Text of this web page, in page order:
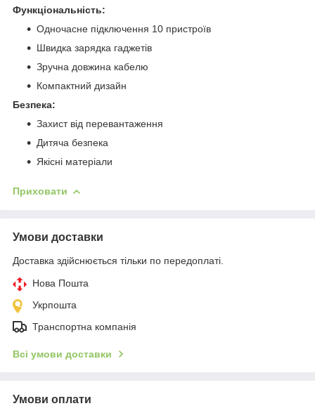
Функціональність:
Одночасне підключення 10 пристроїв
Швидка зарядка гаджетів
Зручна довжина кабелю
Компактний дизайн
Безпека:
Захист від перевантаження
Дитяча безпека
Якісні матеріали
Приховати
Умови доставки
Доставка здійснюється тільки по передоплаті.
Нова Пошта
Укрпошта
Транспортна компанія
Всі умови доставки
Умови оплати